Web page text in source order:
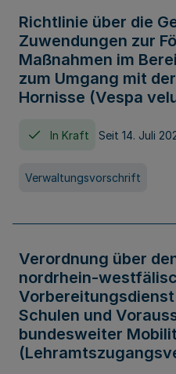
Richtlinie über die
Zuwendungen zur
Maßnahmen im
zum Umgang mit
Hornisse (Vespa
In Kraft Seit 14. Juli
Verwaltungsvorschrift
Verordnung über
nordrhein-
Schulen und
bundesweiter